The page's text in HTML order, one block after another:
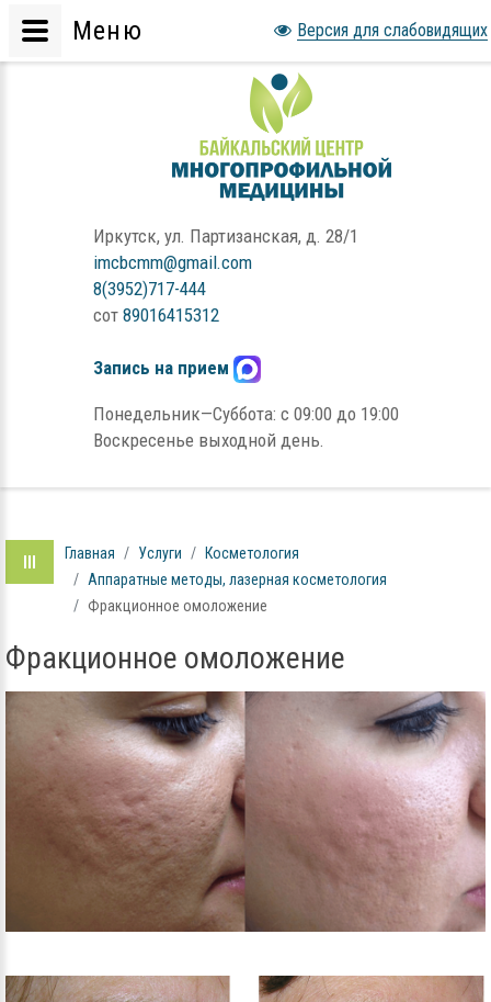
Иркутск, ул. Партизанская, д. 28/1
imcbcmm@gmail.com
8(3952)717-444
сот 89016415312
Запись на прием
Понедельник—Суббота: с 09:00 до 19:00
Воскресенье выходной день.
Главная Услуги
Косметология
Аппаратные методы, лазерная косметология
Фракционное омоложение
Фракционное омоложение
Версия для слабовидящих
Меню